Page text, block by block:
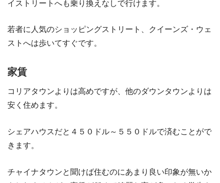
イストリートへも乗り換えなしで行けます。
若者に人気のショッピングストリート、クイーンズ・ウェ
ストへは歩いてすぐです。
家賃
コリアタウンよりは高めですが、他のダウンタウンよりは
安く住めます。
シェアハウスだと４５０ドル～５５０ドルで済むことがで
きます。
チャイナタウンと聞けば住むのにあまり良い印象が無いか